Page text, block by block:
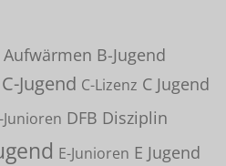
Aufwärmen B-Jugend
C-Jugend C-Lizenz C Jugend
Junioren DFB Disziplin
E-Junioren E Jugend